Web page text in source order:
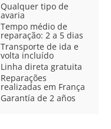
Qualquer tipo de
avaria
Tempo médio de
reparação: 2 a 5 dias
Transporte de ida e
volta incluído
Linha direta gratuita
Reparações
realizadas em França
Garantía de 2 años